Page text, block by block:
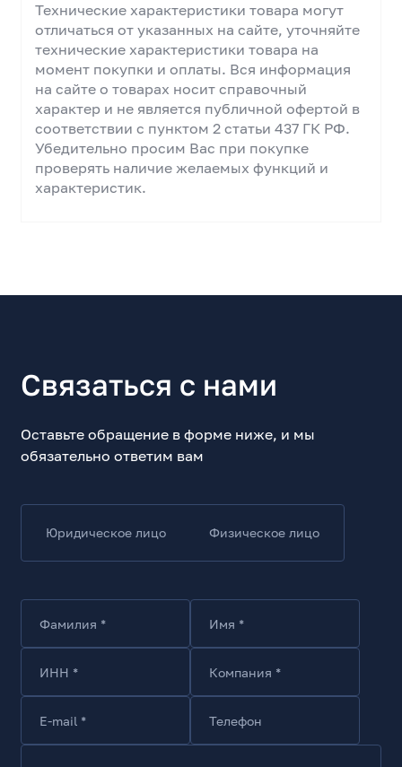
Технические характеристики товара могут
отличаться от указанных на сайте, уточняйте
технические характеристики товара на
момент покупки и оплаты. Вся информация
на сайте о товарах носит справочный
характер и не является публичной офертой в
соответствии с пунктом 2 статьи 437 ГК РФ.
Убедительно просим Вас при покупке
проверять наличие желаемых функций и
характеристик.
Связаться с нами
Оставьте обращение в форме ниже, и мы
обязательно ответим вам
Юридическое лицо Физическое лицо
Фамилия * Имя *
ИНН * Компания *
E-mail * Телефон